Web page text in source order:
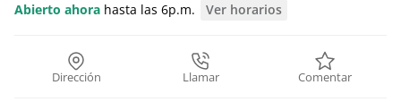
Abierto ahora hasta las 6p.m. Ver horarios
Dirección Llamar Comentar